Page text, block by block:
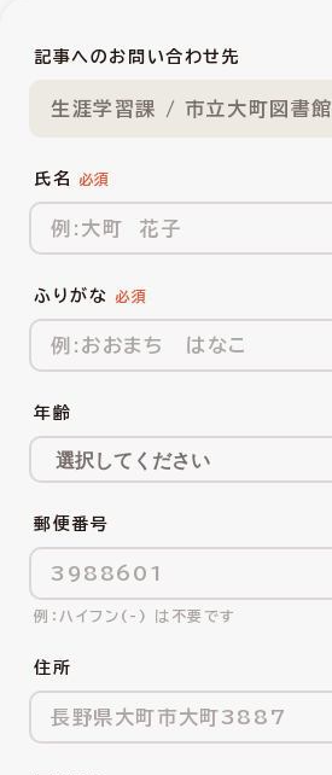
記事へのお問い合わせ先
生涯学習課 / 市立大町図書館
氏名
ふりがな
年齢
郵便番号
ハイフン(-) は不要です
住所